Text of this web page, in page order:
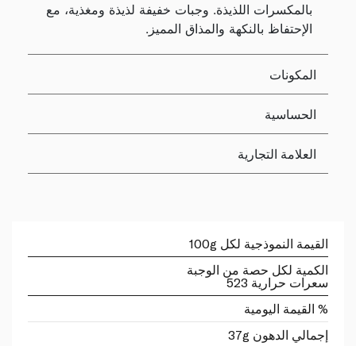
بالمكسرات اللذيذة. وجبات خفيفة لذيذة ومغذية، مع
الإحتفاظ بالنكهة والمذاق المميز.
المكونات
الحساسية
العلامة التجارية
القيمة النموذجية لكل 100g
الكمية لكل حصة من الوجبة
سعرات حرارية 523
% القيمة اليومية
إجمالي الدهون 37g